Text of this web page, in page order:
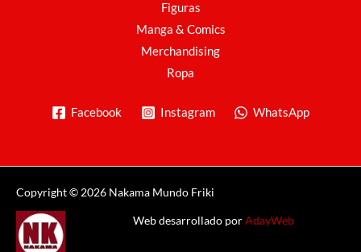
Figuras
Manga & Comics
Merchandising
Ropa
Facebook Instagram WhatsApp
Copyright © 2026 Nakama Mundo Friki
Web desarrollado por AdayWeb